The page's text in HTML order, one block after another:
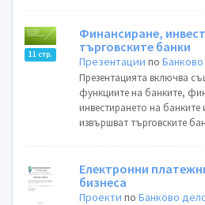
11 стр.
Финансиране,
търговските банки
Презентации по
Презентацията включва
функциите на банките,
инвестирането на
извършват търговските
Електронни
бизнеса
Проекти поБанково